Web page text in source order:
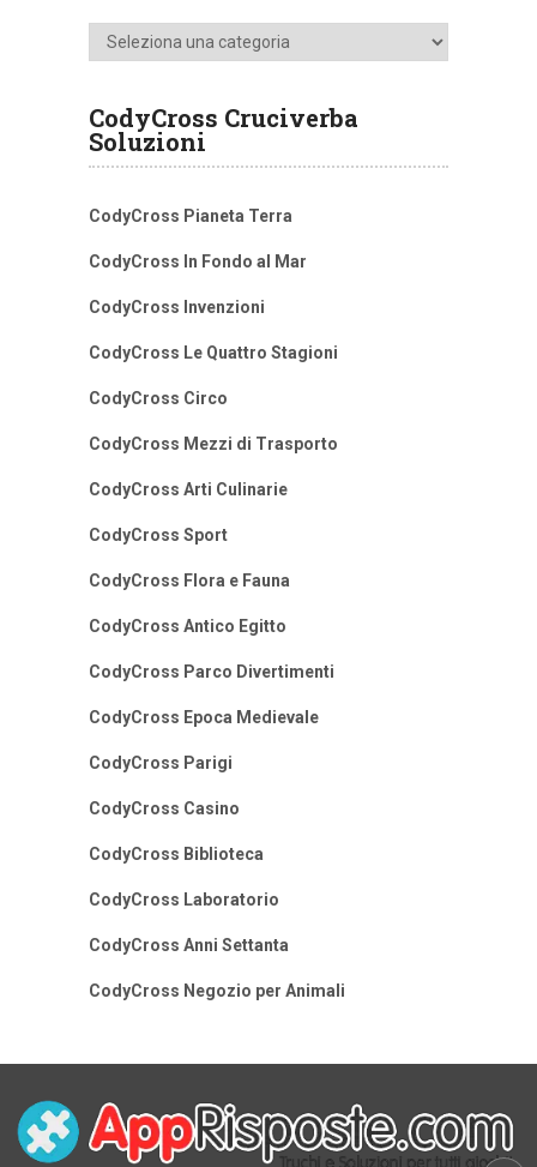
Categorie
CodyCross Cruciverba
Soluzioni
CodyCross Pianeta Terra
CodyCross In Fondo al Mar
CodyCross Invenzioni
CodyCross Le Quattro Stagioni
CodyCross Circo
CodyCross Mezzi di Trasporto
CodyCross Arti Culinarie
CodyCross Sport
CodyCross Flora e Fauna
CodyCross Antico Egitto
CodyCross Parco Divertimenti
CodyCross Epoca Medievale
CodyCross Parigi
CodyCross Casino
CodyCross Biblioteca
CodyCross Laboratorio
CodyCross Anni Settanta
CodyCross Negozio per Animali